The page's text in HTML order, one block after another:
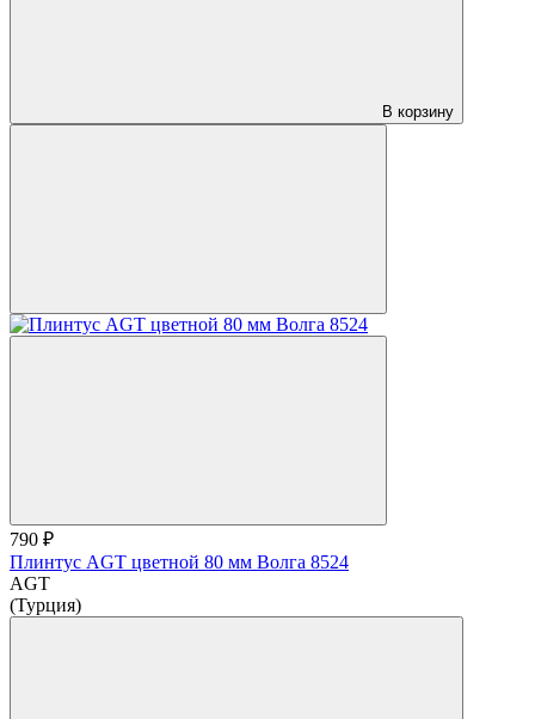
В корзину
790 ₽
Плинтус AGT цветной 80 мм Волга 8524
AGT
(Турция)